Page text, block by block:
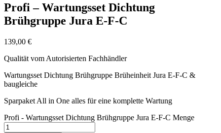
Profi – Wartungsset Dichtung
Brühgruppe Jura E-F-C
139,00 €
Qualität vom Autorisierten Fachhändler
Wartungsset Dichtung Brühgruppe Brüheinheit Jura E-F-C &
baugleiche
Sparpaket All in One alles für eine komplette Wartung
Profi - Wartungsset Dichtung Brühgruppe Jura E-F-C Menge